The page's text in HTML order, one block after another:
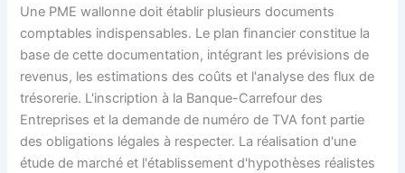
Une PME wallonne doit établir plusieurs documents
comptables indispensables. Le plan financier constitue la
base de cette documentation, intégrant les prévisions de
revenus, les estimations des coûts et l'analyse des flux de
trésorerie. L'inscription à la Banque-Carrefour des
Entreprises et la demande de numéro de TVA font partie
des obligations légales à respecter. La réalisation d'une
étude de marché et l'établissement d'hypothèses réalistes